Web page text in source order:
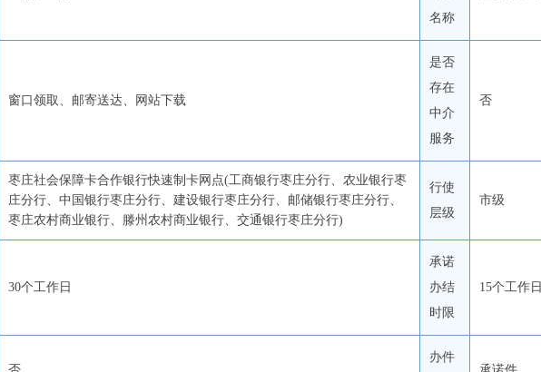
名称
窗口领取、邮寄送达、网站下载
是否
存在
中介
服务
否
枣庄社会保障卡合作银行快速制卡网点(工商银行枣庄分行、农业银行枣
庄分行、中国银行枣庄分行、建设银行枣庄分行、邮储银行枣庄分行、
枣庄农村商业银行、滕州农村商业银行、交通银行枣庄分行)
行使
层级
市级
30个工作日
承诺
办结
时限
15个工作日
办件